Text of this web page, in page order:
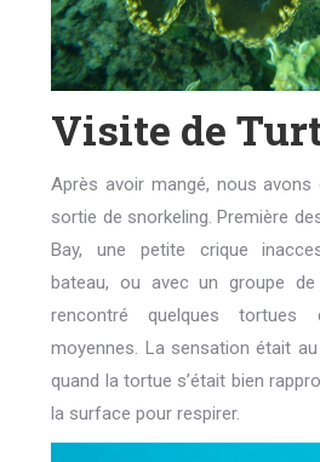
Visite de
Après avoir mangé, nous
sortie de snorkeling. Première
Bay, une petite crique
bateau, ou avec un groupe
rencontré quelques
moyennes. La sensation était
quand la tortue s’était bien
la surface pour respirer.